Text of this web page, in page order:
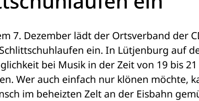
7. Dezember lädt der Ortsverband der
ein. In Lütjenburg auf
bei Musik in der Zeit von 19 bis
Wer auch einfach nur klönen möchte,
im beheizten Zelt an der Eisbahn